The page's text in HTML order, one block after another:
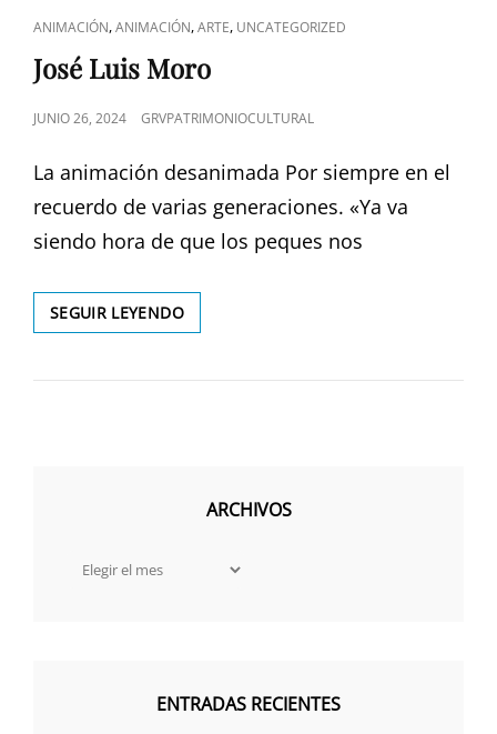
ENLACES
DE
CATEGORÍAS
ANIMACIÓN,ANIMACIÓN,ARTE, UNCATEGORIZED
José Luis Moro
PUBLICADO
JUNIO 26, 2024 GRVPATRIMONIOCULTURAL
La animación desanimada Por siempre en el
recuerdo de varias generaciones. «Ya va
siendo hora de que los peques nos
SEGUIR LEYENDOJOSÉ
LUIS
ARCHIVOS
Archivos
ENTRADAS RECIENTES